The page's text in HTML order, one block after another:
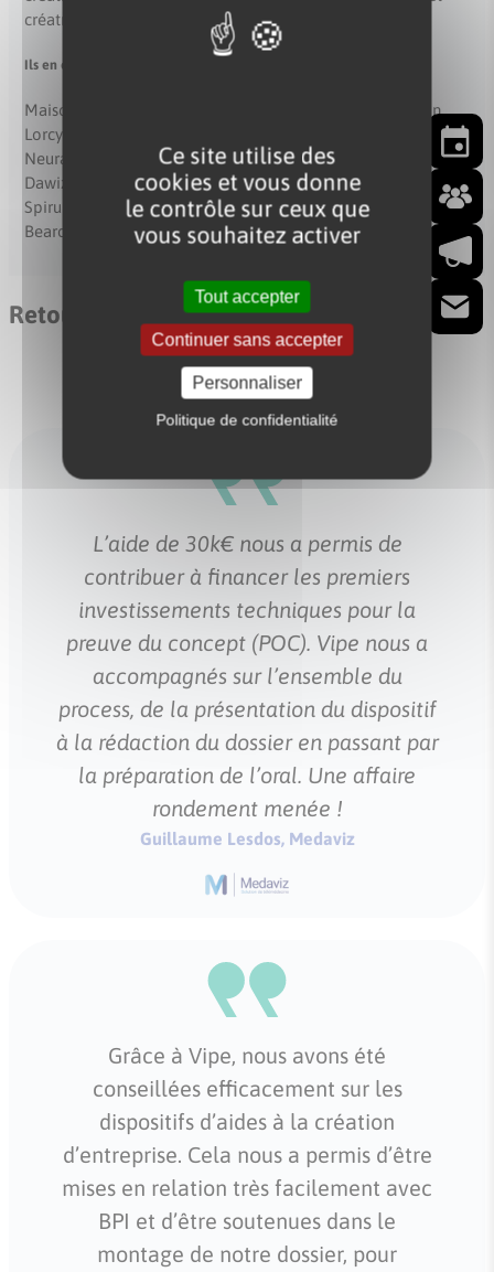
Ce site utilise des
cookies et vous donne
le contrôle sur ceux que
vous souhaitez activer
Tout accepter
Continuer sans accepter
Personnaliser
Politique de confidentialité
créatrices d’emplois.
Ils en ont bénéficié :
Maison hädenn Optic Performance Alternative innovation
Lorcyber Tiwal Kaptalia Imagina Bystamp Beezeelinx Zalg
Neuract Grimp Guanaco Heole Sail Pack Moments Efelya
Dawizz Bini Biograph’me Motion Up Archinaute Pétrel X
Spirubreizh Ready4sea Harfang Therapeutics Reviviscens
Bearops KeroLab Diwall Limeat Eïdethic
Retours d’expérience
L’aide de 30k€ nous a permis de
contribuer à financer les premiers
investissements techniques pour la
preuve du concept (POC). Vipe nous a
accompagnés sur l’ensemble du
process, de la présentation du dispositif
à la rédaction du dossier en passant par
la préparation de l’oral. Une affaire
rondement menée !
Guillaume Lesdos, Medaviz
Grâce à Vipe, nous avons été
conseillées efficacement sur les
dispositifs d’aides à la création
d’entreprise. Cela nous a permis d’être
mises en relation très facilement avec
BPI et d’être soutenues dans le
montage de notre dossier, pour